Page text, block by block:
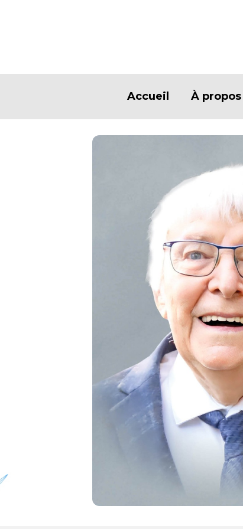
Accueil À propos